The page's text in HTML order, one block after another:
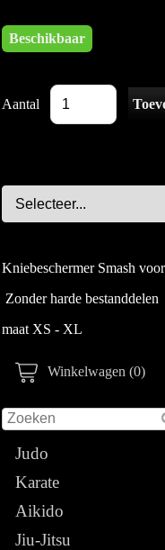
Winkelwagen (0)
Judo
Karate
Aikido
Jiu-Jitsu
Beschikbaar
Aantal
Kniebeschermer Smash
Zonder harde bestanddelen
maat XS - XL